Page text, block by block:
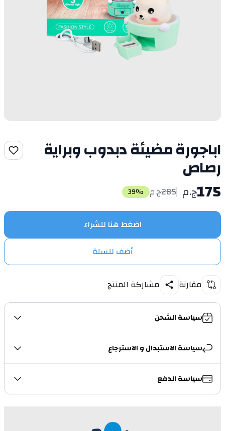
اباجورة مضيئة دبدوب وبراية
رصاص
175ج.م 285ج.م 39%
اضغط هنا للشراء
أضف للسلة
مقارنة مشاركة المنتج
سياسة الشحن
سياسة الاستبدال و الاسترجاع
سياسة الدفع